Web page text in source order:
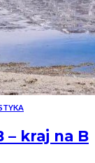
– kraj na B